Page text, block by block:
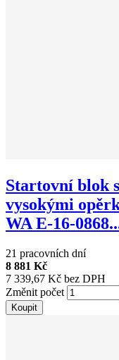
Startovní blok
vysokými
WA E-16-
21 pracovních dní
8 881 Kč
7 339,67 Kč bez DPH
Změnit počet
Koupit